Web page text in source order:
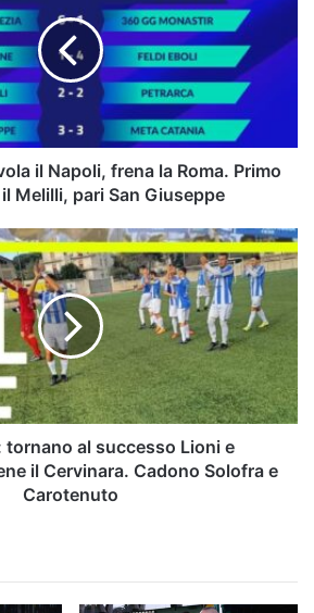
il Napoli, frena la Roma. Primo
Melilli, pari San Giuseppe
tornano al successo Lioni e
il Cervinara. Cadono Solofra e
Carotenuto